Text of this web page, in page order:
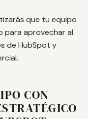
que tu equipo
para aprovechar al
de HubSpot y
CON